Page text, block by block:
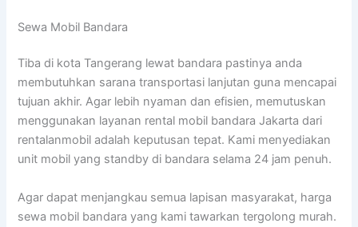
Sewa Mobil Bandara
Tiba di kota Tangerang lewat bandara pastinya anda
membutuhkan sarana transportasi lanjutan guna mencapai
tujuan akhir. Agar lebih nyaman dan efisien, memutuskan
menggunakan layanan rental mobil bandara Jakarta dari
rentalanmobil adalah keputusan tepat. Kami menyediakan
unit mobil yang standby di bandara selama 24 jam penuh.
Agar dapat menjangkau semua lapisan masyarakat, harga
sewa mobil bandara yang kami tawarkan tergolong murah.